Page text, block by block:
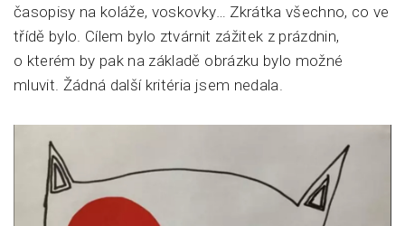
časopisy na koláže, voskovky… Zkrátka všechno, co ve
třídě bylo. Cílem bylo ztvárnit zážitek z prázdnin,
o kterém by pak na základě obrázku bylo možné
mluvit. Žádná další kritéria jsem nedala.